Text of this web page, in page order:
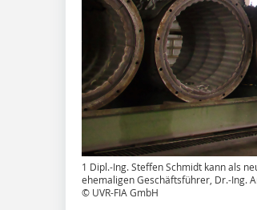
1 Dipl.-Ing. Steffen Schmidt kann als
ehemaligen Geschäftsführer, Dr.-Ing.
© UVR-FIA GmbH